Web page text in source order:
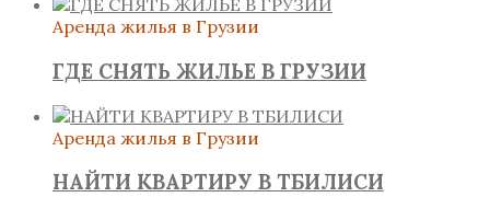
Аренда жилья в Грузии
ГДЕ СНЯТЬ ЖИЛЬЕ В ГРУЗИИ
Аренда жилья в Грузии
НАЙТИ КВАРТИРУ В ТБИЛИСИ